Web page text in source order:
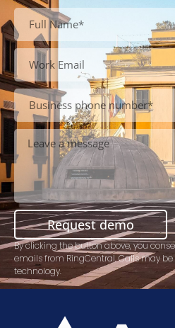
Request demo
By clicking the button above, you
emails from RingCentral. Calls may
technology.